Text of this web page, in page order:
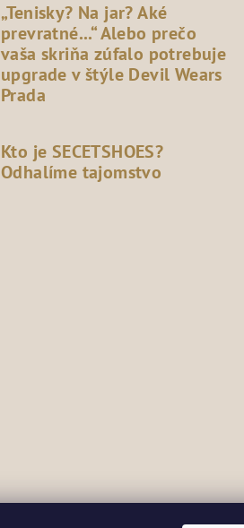
„Tenisky? Na jar? Aké
prevratné...“ Alebo prečo
vaša skriňa zúfalo potrebuje
upgrade v štýle Devil Wears
Prada
Kto je SECETSHOES?
Odhalíme tajomstvo